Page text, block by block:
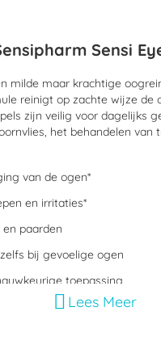
Sensi
milde maar krachtige
reinigt op zachte wijze
zijn veilig voor dagelijks
het behandelen
van de ogen*
en irritaties*
paarden
bij gevoelige ogen
toepassing
Lees Meer